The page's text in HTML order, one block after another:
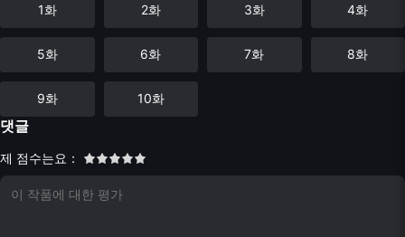
1화 2화 3화 4화
5화 6화 7화 8화
9화 10화
댓글
제 점수는요：